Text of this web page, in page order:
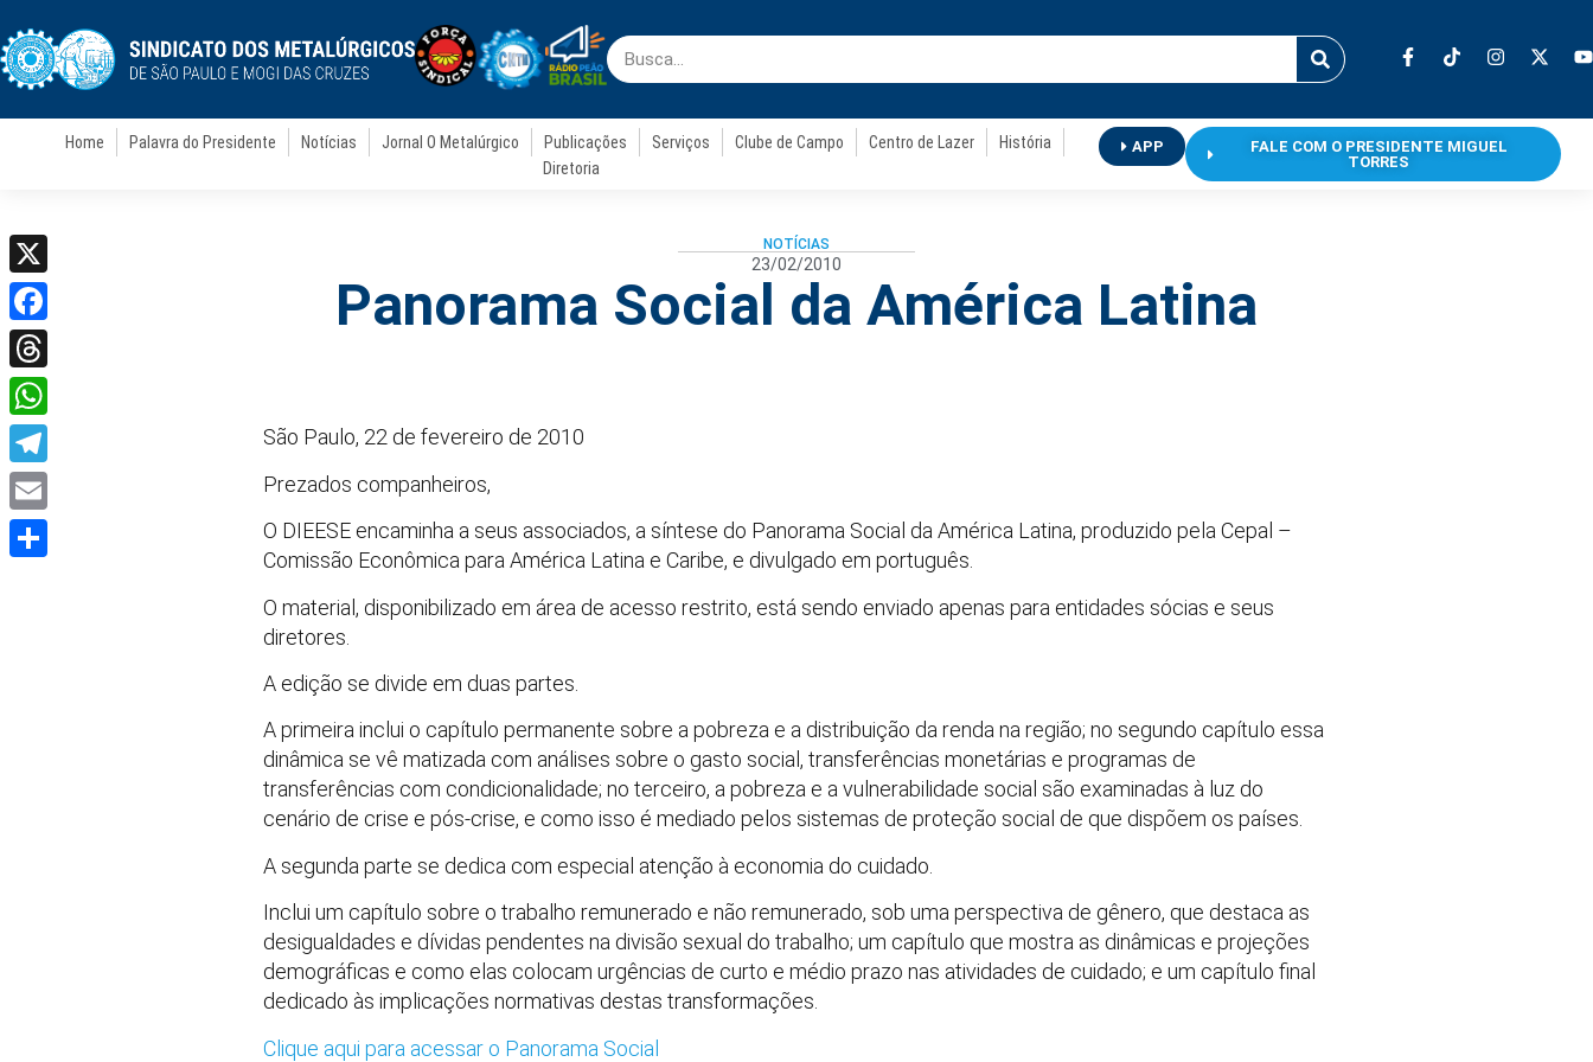
Home Palavra do Presidente Notícias Jornal O Metalúrgico Publicações Serviços Clube de Campo Centro de Lazer
História
Diretoria
APP
FALE COM O PRESIDENTE MIGUEL
TORRES
NOTÍCIAS
23/02/2010
Panorama Social da América Latina
São Paulo, 22 de fevereiro de 2010
Prezados companheiros,
O DIEESE encaminha a seus associados, a síntese do Panorama Social da América Latina, produzido pela Cepal –
Comissão Econômica para América Latina e Caribe, e divulgado em português.
O material, disponibilizado em área de acesso restrito, está sendo enviado apenas para entidades sócias e seus
diretores.
A edição se divide em duas partes.
A primeira inclui o capítulo permanente sobre a pobreza e a distribuição da renda na região; no segundo capítulo essa
dinâmica se vê matizada com análises sobre o gasto social, transferências monetárias e programas de
transferências com condicionalidade; no terceiro, a pobreza e a vulnerabilidade social são examinadas à luz do
cenário de crise e pós-crise, e como isso é mediado pelos sistemas de proteção social de que dispõem os países.
A segunda parte se dedica com especial atenção à economia do cuidado.
Inclui um capítulo sobre o trabalho remunerado e não remunerado, sob uma perspectiva de gênero, que destaca as
desigualdades e dívidas pendentes na divisão sexual do trabalho; um capítulo que mostra as dinâmicas e projeções
demográficas e como elas colocam urgências de curto e médio prazo nas atividades de cuidado; e um capítulo final
dedicado às implicações normativas destas transformações.
Clique aqui para acessar o Panorama Social
X
Facebook
Threads
WhatsApp
Telegram
Email